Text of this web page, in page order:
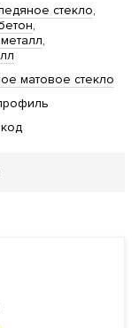
стекло
матовое стекло